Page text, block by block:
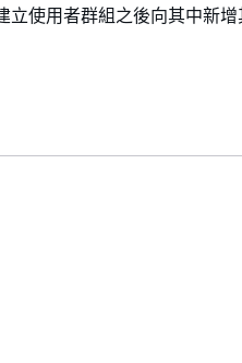
立使用者群組之後向其中新